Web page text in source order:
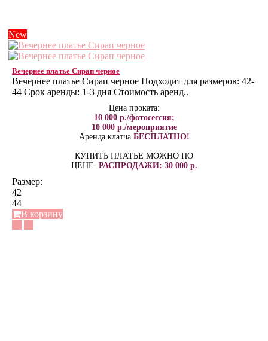
New
Вечернее платье Сирап черное
Вечернее платье Сирап черное Подходит для размеров: 42-
44 Срок аренды: 1-3 дня Стоимость аренд..
Цена проката:
10 000 р./фотосессия;
10 000 р./мероприятие
Аренда клатча БЕСПЛАТНО!
КУПИТЬ ПЛАТЬЕ МОЖНО ПО
ЦЕНЕ РАСПРОДАЖИ: 30 000 р.
Размер:
42
44
В корзину